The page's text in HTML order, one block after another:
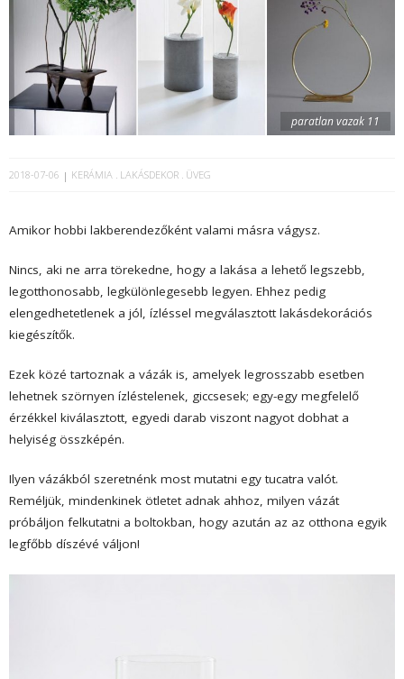
paratlan vazak 11
2018-07-06 KERÁMIA LAKÁSDEKOR ÜVEG
Amikor hobbi lakberendezőként valami másra vágysz.
Nincs, aki ne arra törekedne, hogy a lakása a lehető legszebb,
legotthonosabb, legkülönlegesebb legyen. Ehhez pedig
elengedhetetlenek a jól, ízléssel megválasztott lakásdekorációs
kiegészítők.
Ezek közé tartoznak a vázák is, amelyek legrosszabb esetben
lehetnek szörnyen ízléstelenek, giccsesek; egy-egy megfelelő
érzékkel kiválasztott, egyedi darab viszont nagyot dobhat a
helyiség összképén.
Ilyen vázákból szeretnénk most mutatni egy tucatra valót.
Reméljük, mindenkinek ötletet adnak ahhoz, milyen vázát
próbáljon felkutatni a boltokban, hogy azután az az otthona egyik
legfőbb díszévé váljon!